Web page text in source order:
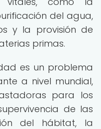
del agua,
y la provisión de
primas.
es un problema
a nivel mundial,
para los
de las
del hábitat, la